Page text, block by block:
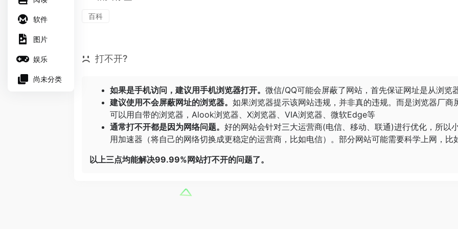
软件
图片
娱乐
尚未分类
百科
打不开?
如果是手机访问，建议用手机浏览器打开。 微信/QQ可能会屏蔽了网站，首先保证网址是从浏览
建议使用不会屏蔽网址的浏览器。 如果浏览器提示该网站违规，并非真的违规。而是浏览器厂
可以用自带的浏览器， Alook浏览器 X浏览器 VIA浏览器 微软Edge等
通常打不开都是因为网络问题。 好的网站会针对三大运营商(电信、移动、联通)进行优化，所以
用加速器（将自己的网络切换成更稳定的运营商，比如电信）。部分网站可能需要科学上网，比
以上三点均能解决99.99%网站打不开的问题了。